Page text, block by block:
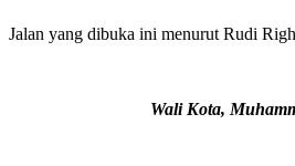
Jalan yang dibuka ini menurut Rudi
Wali Kota,